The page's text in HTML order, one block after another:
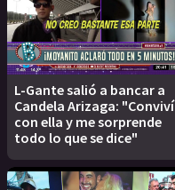
L-Gante salió a bancar a
Candela Arizaga: "Conviví
con ella y me sorprende
todo lo que se dice"